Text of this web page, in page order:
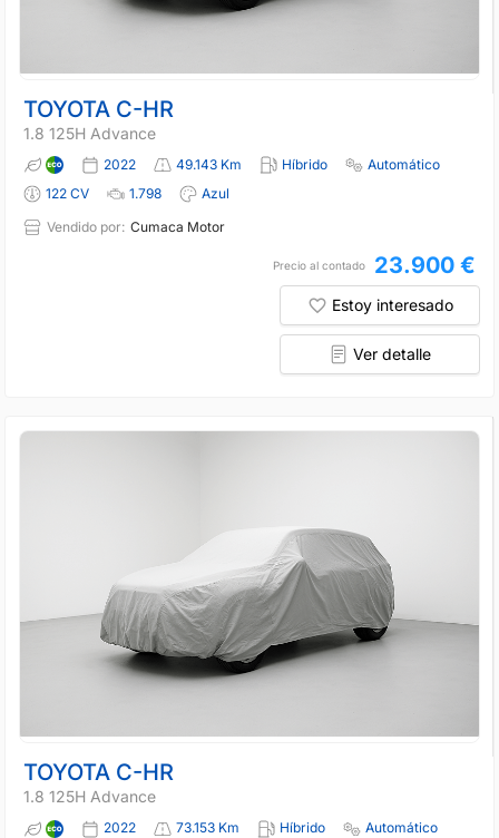
TOYOTA C-HR
1.8 125H Advance
2022 49.143 Km Híbrido
Automático
122 CV
1.798
Azul
Vendido por: Cumaca Motor
Precio al contado 23.900 €
Estoy interesado
Ver detalle
TOYOTA C-HR
1.8 125H Advance
2022 73.153 Km Híbrido
Automático